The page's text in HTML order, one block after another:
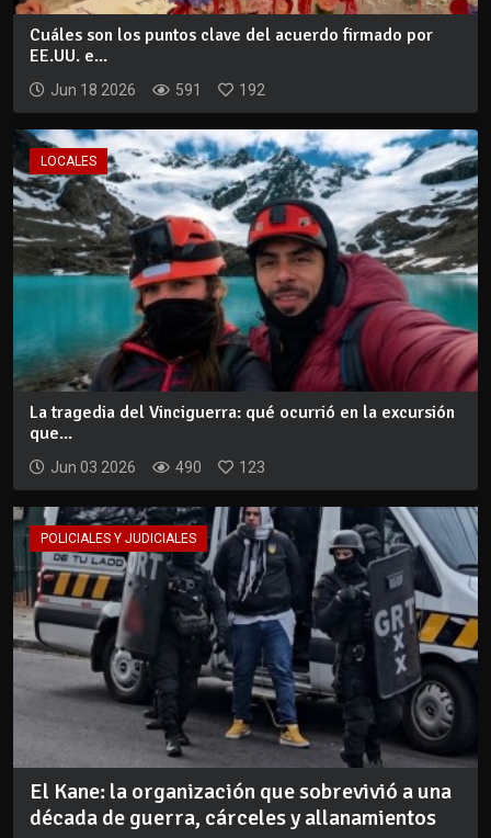
Cuáles son los puntos clave del acuerdo firmado por
EE.UU. e...
Jun 18 2026 591 192
LOCALES
La tragedia del Vinciguerra: qué ocurrió en la excursión
que...
Jun 03 2026 490 123
POLICIALES Y JUDICIALES
El Kane: la organización que sobrevivió a una
década de guerra, cárceles y allanamientos